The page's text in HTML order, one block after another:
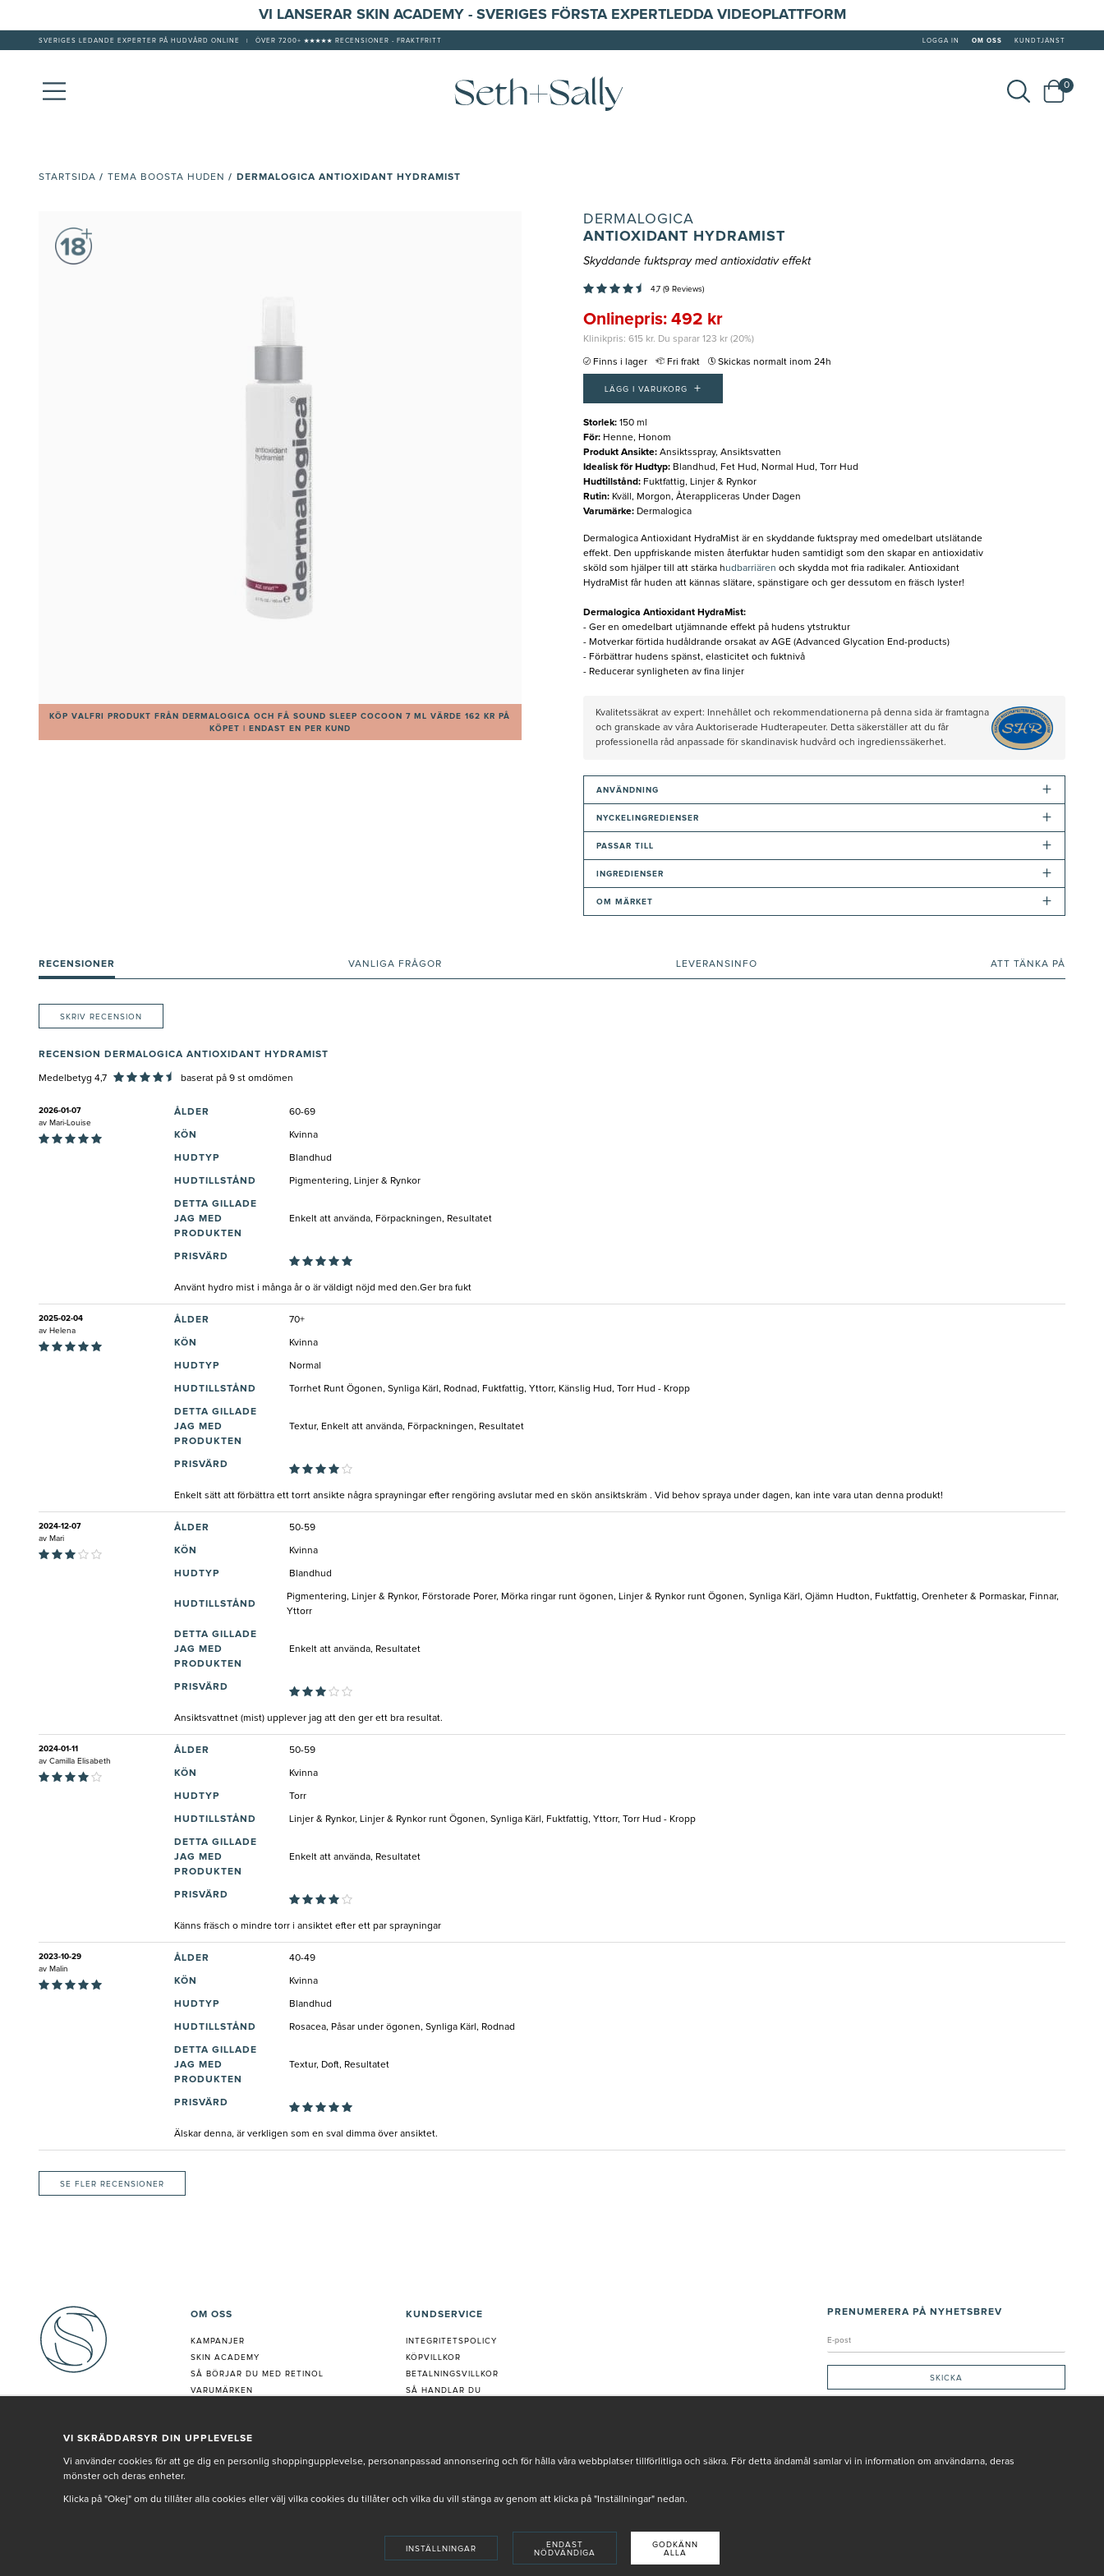
VI LANSERAR SKIN ACADEMY - SVERIGES FÖRSTA EXPERTLEDDA VIDEOPLATTFORM
SVERIGES LEDANDE EXPERTER PÅ HUDVÅRD ONLINE ÖVER 7200+ ★★★★★ RECENSIONER - FRAKTFRITT LOGGA IN OM OSS KUNDTJÄNST
0
STARTSIDA / TEMA BOOSTA HUDEN / DERMALOGICA ANTIOXIDANT HYDRAMIST
KÖP VALFRI PRODUKT FRÅN DERMALOGICA OCH FÅ SOUND SLEEP COCOON 7 ML VÄRDE 162 KR PÅ
KÖPET | ENDAST EN PER KUND
DERMALOGICA
ANTIOXIDANT HYDRAMIST
Skyddande fuktspray med antioxidativ effekt
4,7 (9 Reviews)
Onlinepris: 492 kr
Klinikpris: 615 kr. Du sparar 123 kr (20%)
Finns i lager Fri frakt Skickas normalt inom 24h
LÄGG I VARUKORG +
Storlek: 150 ml
För: Henne, Honom
Produkt Ansikte: Ansiktsspray, Ansiktsvatten
Idealisk för Hudtyp: Blandhud, Fet Hud, Normal Hud, Torr Hud
Hudtillstånd: Fuktfattig, Linjer & Rynkor
Rutin: Kväll, Morgon, Återappliceras Under Dagen
Varumärke: Dermalogica
Dermalogica Antioxidant HydraMist är en skyddande fuktspray med omedelbart utslätande
effekt. Den uppfriskande misten återfuktar huden samtidigt som den skapar en antioxidativ
sköld som hjälper till att stärka hudbarriären och skydda mot fria radikaler. Antioxidant
HydraMist får huden att kännas slätare, spänstigare och ger dessutom en fräsch lyster!
Dermalogica Antioxidant HydraMist:
- Ger en omedelbart utjämnande effekt på hudens ytstruktur
- Motverkar förtida hudåldrande orsakat av AGE (Advanced Glycation End-products)
- Förbättrar hudens spänst, elasticitet och fuktnivå
- Reducerar synligheten av fina linjer
Kvalitetssäkrat av expert: Innehållet och rekommendationerna på denna sida är framtagna
och granskade av våra Auktoriserade Hudterapeuter. Detta säkerställer att du får
professionella råd anpassade för skandinavisk hudvård och ingredienssäkerhet.
ANVÄNDNING +
NYCKELINGREDIENSER +
PASSAR TILL +
INGREDIENSER +
OM MÄRKET +
RECENSIONER VANLIGA FRÅGOR LEVERANSINFO ATT TÄNKA PÅ
SKRIV RECENSION
RECENSION DERMALOGICA ANTIOXIDANT HYDRAMIST
Medelbetyg 4,7 baserat på 9 st omdömen
2026-01-07
av Mari-Louise
ÅLDER 60-69
KÖN Kvinna
HUDTYP Blandhud
HUDTILLSTÅND Pigmentering, Linjer & Rynkor
DETTA GILLADE
JAG MED
PRODUKTEN
Enkelt att använda, Förpackningen, Resultatet
PRISVÄRD
Använt hydro mist i många år o är väldigt nöjd med den.Ger bra fukt
2025-02-04
av Helena
ÅLDER 70+
KÖN Kvinna
HUDTYP Normal
HUDTILLSTÅND Torrhet Runt Ögonen, Synliga Kärl, Rodnad, Fuktfattig, Yttorr, Känslig Hud, Torr Hud - Kropp
DETTA GILLADE
JAG MED
PRODUKTEN
Textur, Enkelt att använda, Förpackningen, Resultatet
PRISVÄRD
Enkelt sätt att förbättra ett torrt ansikte några sprayningar efter rengöring avslutar med en skön ansiktskräm . Vid behov spraya under dagen, kan inte vara utan denna produkt!
2024-12-07
av Mari
ÅLDER 50-59
KÖN Kvinna
HUDTYP Blandhud
HUDTILLSTÅND
Pigmentering, Linjer & Rynkor, Förstorade Porer, Mörka ringar runt ögonen, Linjer & Rynkor runt Ögonen, Synliga Kärl, Ojämn Hudton, Fuktfattig, Orenheter & Pormaskar, Finnar,
Yttorr
DETTA GILLADE
JAG MED
PRODUKTEN
Enkelt att använda, Resultatet
PRISVÄRD
Ansiktsvattnet (mist) upplever jag att den ger ett bra resultat.
2024-01-11
av Camilla Elisabeth
ÅLDER 50-59
KÖN Kvinna
HUDTYP Torr
HUDTILLSTÅND Linjer & Rynkor, Linjer & Rynkor runt Ögonen, Synliga Kärl, Fuktfattig, Yttorr, Torr Hud - Kropp
DETTA GILLADE
JAG MED
PRODUKTEN
Enkelt att använda, Resultatet
PRISVÄRD
Känns fräsch o mindre torr i ansiktet efter ett par sprayningar
2023-10-29
av Malin
ÅLDER 40-49
KÖN Kvinna
HUDTYP Blandhud
HUDTILLSTÅND Rosacea, Påsar under ögonen, Synliga Kärl, Rodnad
DETTA GILLADE
JAG MED
PRODUKTEN
Textur, Doft, Resultatet
PRISVÄRD
Älskar denna, är verkligen som en sval dimma över ansiktet.
SE FLER RECENSIONER
OM OSS
KAMPANJER
SKIN ACADEMY
SÅ BÖRJAR DU MED RETINOL
VARUMÄRKEN
VÅR PERSONAL
KUNDSERVICE
INTEGRITETSPOLICY
KÖPVILLKOR
BETALNINGSVILLKOR
SÅ HANDLAR DU
REKLAMATION
PRENUMERERA PÅ NYHETSBREV
VI SKRÄDDARSYR DIN UPPLEVELSE
Vi använder cookies för att ge dig en personlig shoppingupplevelse, personanpassad annonsering och för hålla våra webbplatser tillförlitliga och säkra. För detta ändamål samlar vi in information om användarna, deras
mönster och deras enheter.
Klicka på "Okej" om du tillåter alla cookies eller välj vilka cookies du tillåter och vilka du vill stänga av genom att klicka på "Inställningar" nedan.
INSTÄLLNINGAR
ENDAST
NÖDVÄNDIGA
GODKÄNN
ALLA